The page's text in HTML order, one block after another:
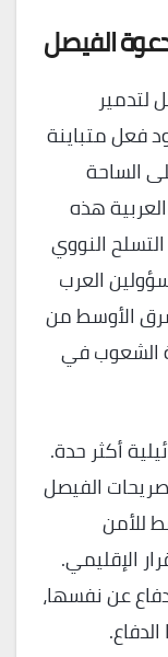
الفيصل
لتدمير
فعل متباينة
الساحة
هذه
النووي
العرب
الأوسط من
الشعوب في
أكثر حدة.
الفيصل
للأمن
الإقليمي.
عن نفسها،